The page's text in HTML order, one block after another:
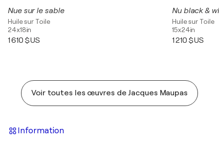
Nue sur le sable
Huile sur Toile
24x18in
1 610 $US
Nu black &
Huile sur Toile
15x24in
1 210 $US
Voir toutes les œuvres de Jacques Maupas
Information